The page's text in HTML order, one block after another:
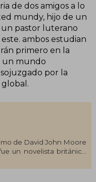
de dos amigos a lo
mundy, hijo de un
un pastor luterano
ambos estudian
primero en la
un mundo
por la
de David John Moore
un novelista británico
la literatura de
plenamente a la